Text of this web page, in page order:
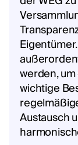
werden,
wichtige
Austausch